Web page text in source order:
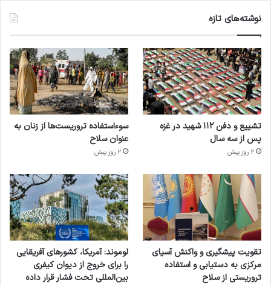
نوشته‌های تازه
تشییع و دفن ۱۱۲ شهید در غزه
پس از سه سال
2 روز پیش
سوءاستفاده تروریست‌ها از زنان به
عنوان سلاح
2 روز پیش
تقویت پیشگیری و واکنش آسیای
مرکزی به دستیابی و استفاده
تروریستی از سلاح
لوموند: آمریکا، کشورهای آفریقایی
را برای خروج از دیوان کیفری
بین‌المللی تحت فشار قرار داده